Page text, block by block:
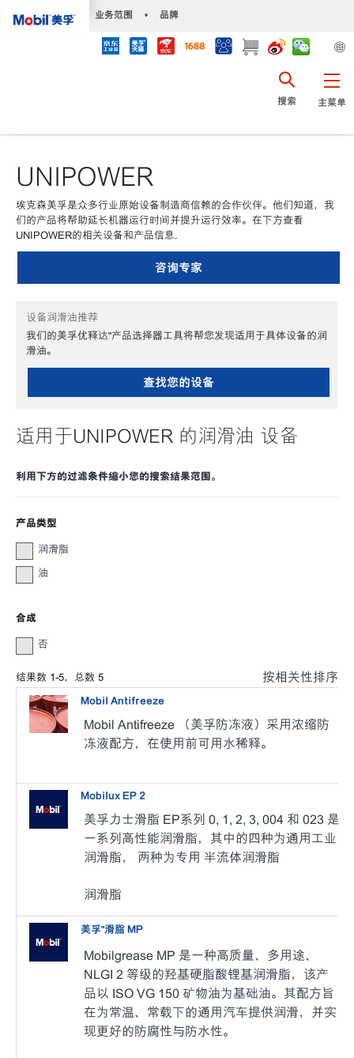
业务范围 • 品牌
主菜单
搜索
UNIPOWER
埃克森美孚是众多行业原始设备制造商信赖的合作伙伴。他们知道，我
们的产品将帮助延长机器运行时间并提升运行效率。在下方查看
UNIPOWER的相关设备和产品信息.
咨询专家
设备润滑油推荐
我们的美孚优释达℠产品选择器工具将帮您发现适用于具体设备的润
滑油。
查找您的设备
适用于UNIPOWER 的润滑油 设备
利用下方的过滤条件缩小您的搜索结果范围。
产品类型
润滑脂
油
合成
否
结果数 1-5，总数 5 按相关性排序
Mobil Antifreeze
Mobil Antifreeze （美孚防冻液）采用浓缩防
冻液配方，在使用前可用水稀释。
Mobilux EP 2
美孚力士滑脂 EP系列 0, 1, 2, 3, 004 和 023 是
一系列高性能润滑脂，其中的四种为通用工业
润滑脂， 两种为专用 半流体润滑脂
润滑脂
美孚™滑脂 MP
Mobilgrease MP 是一种高质量、多用途、
NLGI 2 等级的羟基硬脂酸锂基润滑脂，该产
品以 ISO VG 150 矿物油为基础油。其配方旨
在为常温、常载下的通用汽车提供润滑，并实
现更好的防腐性与防水性。